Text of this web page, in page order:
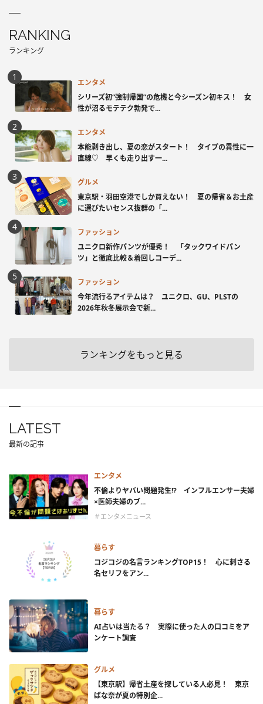
RANKING
ランキング
エンタメ
シリーズ初“強制帰国”の危機と今シーズン初キス！ 女
性が沼るモテテク勃発で...
エンタメ
本能剥き出し、夏の恋がスタート！ タイプの異性に一
直線♡ 早くも走り出す一...
グルメ
東京駅・羽田空港でしか買えない！ 夏の帰省＆お土産
に選びたいセンス抜群の「...
ファッション
ユニクロ新作パンツが優秀！ 「タックワイドパン
ツ」と徹底比較＆着回しコーデ...
ファッション
今年流行るアイテムは？ ユニクロ、GU、PLSTの
2026年秋冬展示会で新...
ランキングをもっと見る
LATEST
最新の記事
エンタメ
不倫よりヤバい問題発生!? インフルエンサー夫婦
×医師夫婦のブ...
＃エンタメニュース
暮らす
コジコジの名言ランキングTOP15！ 心に刺さる
名セリフをアン...
暮らす
AI占いは当たる？ 実際に使った人の口コミをア
ンケート調査
グルメ
【東京駅】帰省土産を探している人必見！ 東京
ばな奈が夏の特別企...